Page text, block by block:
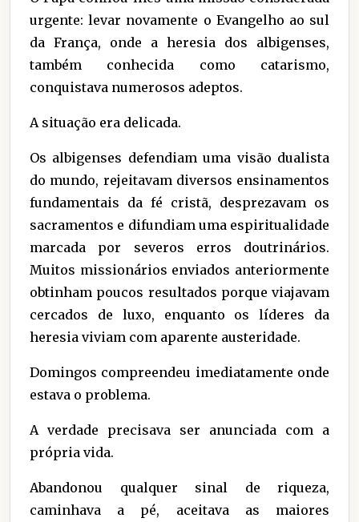
urgente: levar novamente o Evangelho ao sul
da França, onde a heresia dos albigenses,
também conhecida como catarismo,
conquistava numerosos adeptos.
A situação era delicada.
Os albigenses defendiam uma visão dualista
do mundo, rejeitavam diversos ensinamentos
fundamentais da fé cristã, desprezavam os
sacramentos e difundiam uma espiritualidade
marcada por severos erros doutrinários.
Muitos missionários enviados anteriormente
obtinham poucos resultados porque viajavam
cercados de luxo, enquanto os líderes da
heresia viviam com aparente austeridade.
Domingos compreendeu imediatamente onde
estava o problema.
A verdade precisava ser anunciada com a
própria vida.
Abandonou qualquer sinal de riqueza,
caminhava a pé, aceitava as maiores